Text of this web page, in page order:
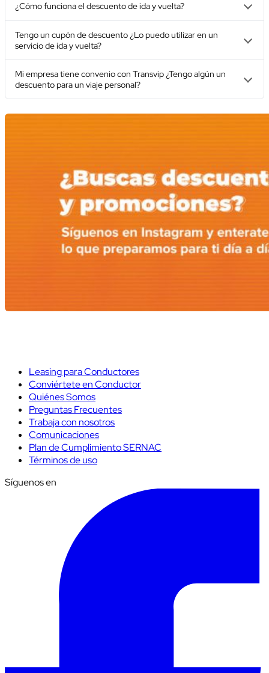
¿Cómo funciona el descuento de ida y vuelta?
Tengo un cupón de descuento ¿Lo puedo utilizar en un
servicio de ida y vuelta?
Mi empresa tiene convenio con Transvip ¿Tengo algún un
descuento para un viaje personal?
Leasing para Conductores
Conviértete en Conductor
Quiénes Somos
Preguntas Frecuentes
Trabaja con nosotros
Comunicaciones
Plan de Cumplimiento SERNAC
Términos de uso
Síguenos en